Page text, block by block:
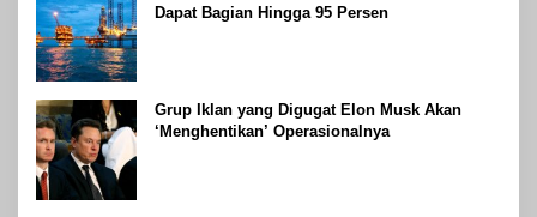
Dapat Bagian Hingga 95 Persen
Grup Iklan yang Digugat Elon Musk Akan
‘Menghentikan’ Operasionalnya